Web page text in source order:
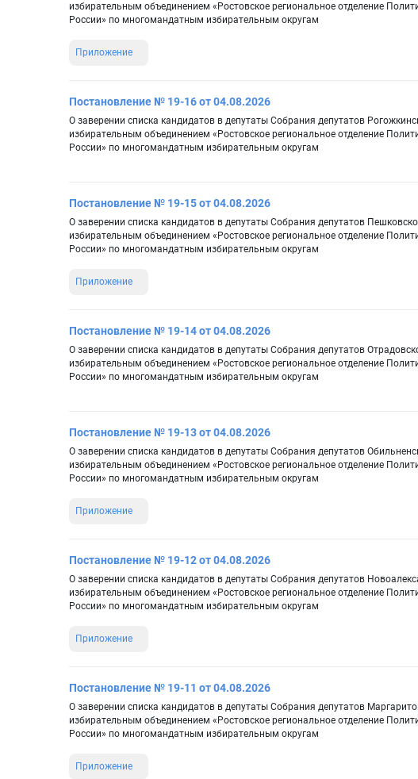
избирательным объединением «Ростовское региональное отделение
России» по многомандатным избирательным округам
Приложение
Постановление № 19-16 от 04.08.2026
О заверении списка кандидатов в депутаты Собрания депутатов
избирательным объединением «Ростовское региональное отделение
России» по многомандатным избирательным округам
Постановление № 19-15 от 04.08.2026
О заверении списка кандидатов в депутаты Собрания депутатов
избирательным объединением «Ростовское региональное отделение
России» по многомандатным избирательным округам
Приложение
Постановление № 19-14 от 04.08.2026
О заверении списка кандидатов в депутаты Собрания депутатов
избирательным объединением «Ростовское региональное отделение
России» по многомандатным избирательным округам
Постановление № 19-13 от 04.08.2026
О заверении списка кандидатов в депутаты Собрания депутатов
избирательным объединением «Ростовское региональное отделение
России» по многомандатным избирательным округам
Приложение
Постановление № 19-12 от 04.08.2026
О заверении списка кандидатов в депутаты Собрания депутатов
избирательным объединением «Ростовское региональное отделение
России» по многомандатным избирательным округам
Приложение
Постановление № 19-11 от 04.08.2026
О заверении списка кандидатов в депутаты Собрания депутатов
избирательным объединением «Ростовское региональное отделение
России» по многомандатным избирательным округам
Приложение